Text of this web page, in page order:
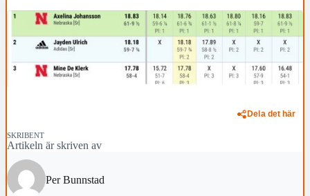
Dela det här
SKRIBENT
Artikeln är skriven av
Per Bunnstad